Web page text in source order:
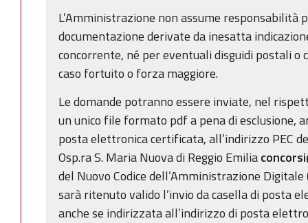
L’Amministrazione non assume responsabilità
documentazione derivate da inesatta
concorrente, né per eventuali disguidi postali o
caso fortuito o forza maggiore.
Le domande potranno essere inviate, nel
un unico file formato pdf a pena di esclusione,
posta elettronica certificata, all’indirizzo PEC
Osp.ra S. Maria Nuova di Reggio Emilia
del Nuovo Codice dell’Amministrazione Digitale
sarà ritenuto valido l’invio da casella di posta
anche se indirizzata all’indirizzo di posta